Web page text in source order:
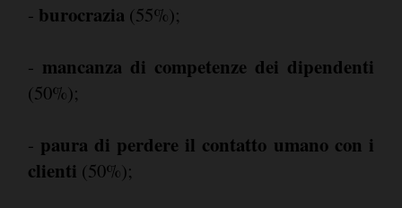
- burocrazia (55%);
- mancanza di competenze dei dipendenti
(50%);
- paura di perdere il contatto umano con i
clienti (50%);